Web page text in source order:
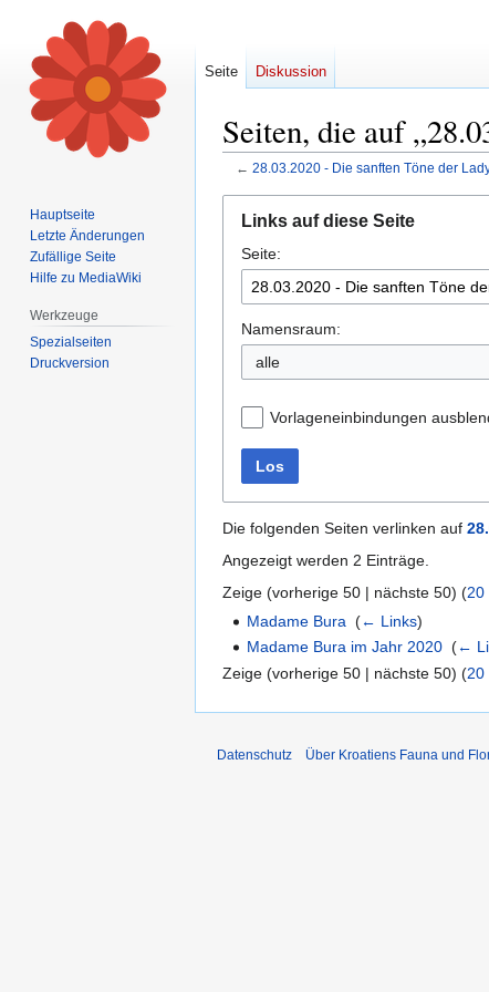
Seiten, die auf
← 28.03.2020 - Die sanften Töne der
Navigation
springen
Suche
springen
Links auf diese Seite
Seite:
Namensraum:
alle
Vorlageneinbindungen
Los
Die folgenden Seiten verlinken auf
Angezeigt werden 2 Einträge.
Zeige (vorherige 50 | nächste 50) (20
Madame Bura ‎(← Links)
Madame Bura im Jahr 2020 ‎(←
Zeige (vorherige 50 | nächste 50) (20
Seite Diskussion
Hauptseite
Letzte Änderungen
Zufällige Seite
Hilfe zu MediaWiki
Werkzeuge
Spezialseiten
Druckversion
Datenschutz Über Kroatiens Fauna und